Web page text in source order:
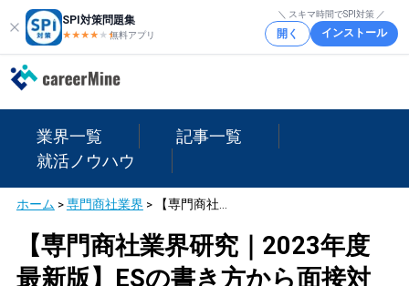
SPI対策問題集
★★★★ ★★
無料アプリ
＼ スキマ時間でSPI対策 ／
開く インストール
業界一覧
記事一覧
就活ノウハウ
ホーム >専門商社業界 >
【専門商社業界研究｜2023年度
最新版】ESの書き方から面接対